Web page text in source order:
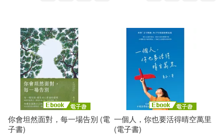
C-Paradiseガールズ(2)
FunHouse師資團隊(2)
HJ技法書編輯部(2) KAI(2)
上海交通大學出版社(2)
上海財經大學出版社(2)
中國社會科學出版社(2)
中國財政經濟出版社(2)
你會坦然面對，每一場告別 (電
子書)
一個人，你也要活得晴空萬里
(電子書)